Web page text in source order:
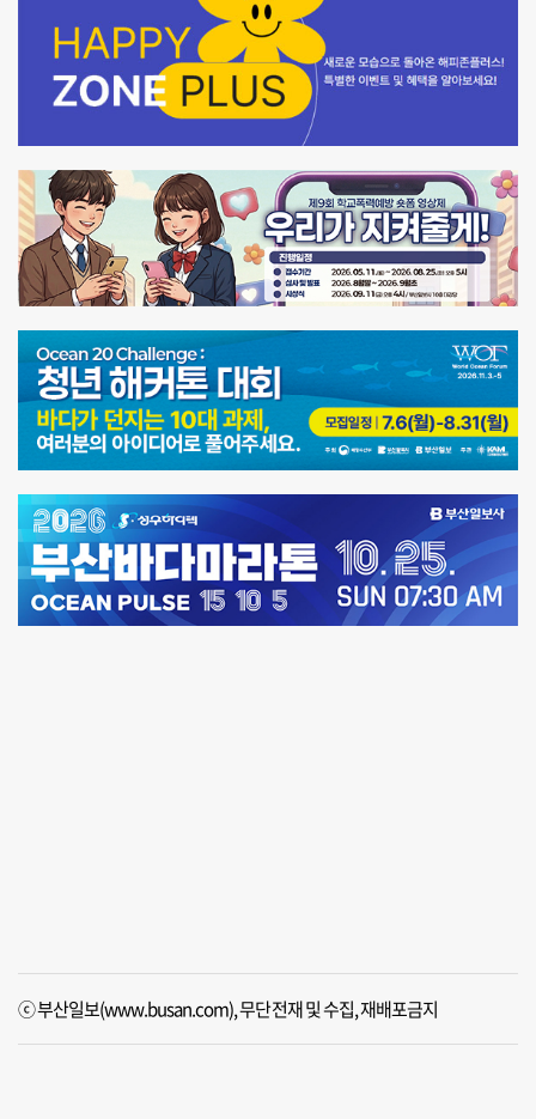
ⓒ 부산일보(www.busan.com), 무단전재 및 수집, 재배포금지